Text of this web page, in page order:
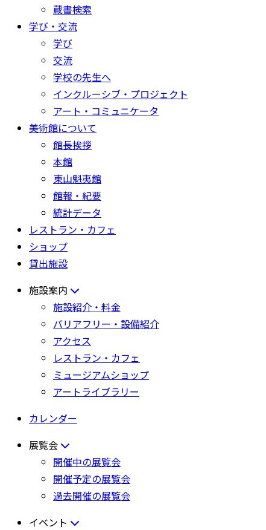
蔵書検索
学び・交流
学び
交流
学校の先生へ
インクルーシブ・プロジェクト
アート・コミュニケータ
美術館について
館長挨拶
本館
東山魁夷館
館報・紀要
統計データ
レストラン・カフェ
ショップ
貸出施設
施設案内
施設紹介・料金
バリアフリー・設備紹介
アクセス
レストラン・カフェ
ミュージアムショップ
アートライブラリー
カレンダー
展覧会
開催中の展覧会
開催予定の展覧会
過去開催の展覧会
イベント